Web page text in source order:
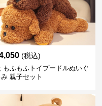
(税込)
もふもふトイプードルぬいぐ
み 親子セット